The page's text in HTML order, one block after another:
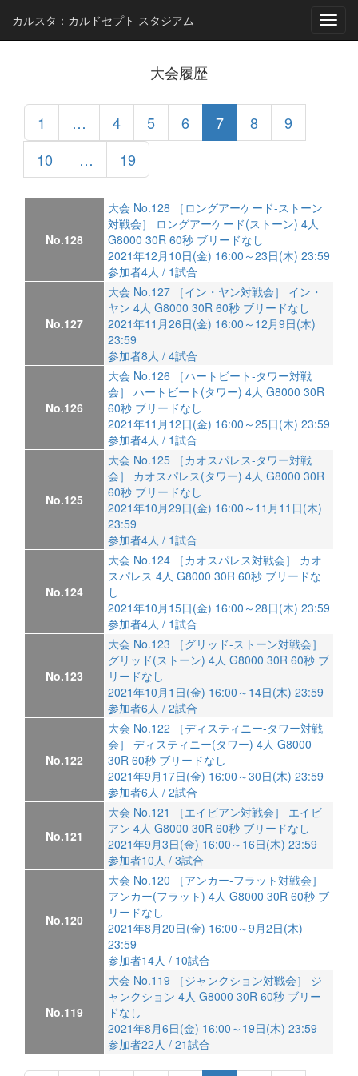
カルスタ：カルドセプト スタジアム
大会履歴
1 … 4 5 6 7 8
9
10
… 19
No.128
大会 No.128 ［ロングアーケード-ストーン
対戦会］ ロングアーケード(ストーン) 4人
G8000 30R 60秒 ブリードなし
2021年12月10日(金) 16:00～23日(木) 23:59
参加者4人 / 1試合
No.127
大会 No.127 ［イン・ヤン対戦会］ イン・
ヤン 4人 G8000 30R 60秒 ブリードなし
2021年11月26日(金) 16:00～12月9日(木)
23:59
参加者8人 / 4試合
No.126
大会 No.126 ［ハートビート-タワー対戦
会］ ハートビート(タワー) 4人 G8000 30R
60秒 ブリードなし
2021年11月12日(金) 16:00～25日(木) 23:59
参加者4人 / 1試合
No.125
大会 No.125 ［カオスパレス-タワー対戦
会］ カオスパレス(タワー) 4人 G8000 30R
60秒 ブリードなし
2021年10月29日(金) 16:00～11月11日(木)
23:59
参加者4人 / 1試合
No.124
大会 No.124 ［カオスパレス対戦会］ カオ
スパレス 4人 G8000 30R 60秒 ブリードな
し
2021年10月15日(金) 16:00～28日(木) 23:59
参加者4人 / 1試合
No.123
大会 No.123 ［グリッド-ストーン対戦会］
グリッド(ストーン) 4人 G8000 30R 60秒 ブ
リードなし
2021年10月1日(金) 16:00～14日(木) 23:59
参加者6人 / 2試合
No.122
大会 No.122 ［ディスティニー-タワー対戦
会］ ディスティニー(タワー) 4人 G8000
30R 60秒 ブリードなし
2021年9月17日(金) 16:00～30日(木) 23:59
参加者6人 / 2試合
No.121
大会 No.121 ［エイビアン対戦会］ エイビ
アン 4人 G8000 30R 60秒 ブリードなし
2021年9月3日(金) 16:00～16日(木) 23:59
参加者10人 / 3試合
No.120
大会 No.120 ［アンカー-フラット対戦会］
アンカー(フラット) 4人 G8000 30R 60秒 ブ
リードなし
2021年8月20日(金) 16:00～9月2日(木)
23:59
参加者14人 / 10試合
No.119
大会 No.119 ［ジャンクション対戦会］ ジ
ャンクション 4人 G8000 30R 60秒 ブリー
ドなし
2021年8月6日(金) 16:00～19日(木) 23:59
参加者22人 / 21試合